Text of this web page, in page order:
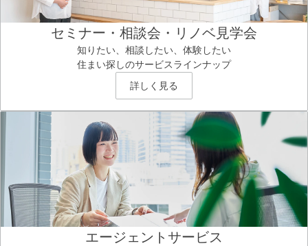
セミナー・相談会・リノベ見学会
知りたい、相談したい、体験したい
住まい探しのサービスラインナップ
詳しく見る
エージェントサービス